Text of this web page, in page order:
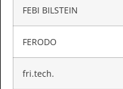
FEBI BILSTEIN
FERODO
fri.tech.